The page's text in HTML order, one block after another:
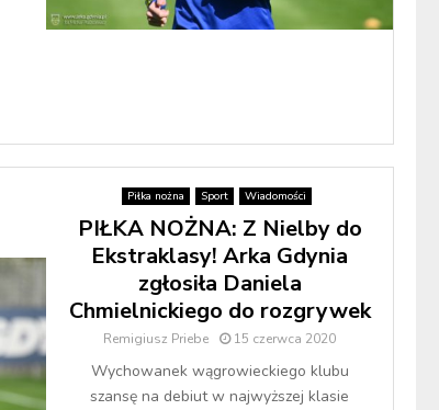
Piłka nożna Sport Wiadomości
PIŁKA NOŻNA: Z Nielby do
Ekstraklasy! Arka Gdynia
zgłosiła Daniela
Chmielnickiego do rozgrywek
Remigiusz Priebe 15 czerwca 2020
Wychowanek wągrowieckiego klubu
szansę na debiut w najwyższej klasie